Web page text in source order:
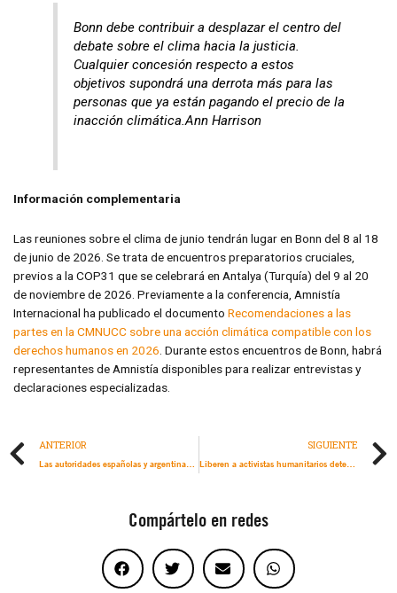
Bonn debe contribuir a desplazar el centro del
debate sobre el clima hacia la justicia.
Cualquier concesión respecto a estos
objetivos supondrá una derrota más para las
personas que ya están pagando el precio de la
inacción climática.Ann Harrison
Información complementaria
Las reuniones sobre el clima de junio tendrán lugar en Bonn del 8 al 18
de junio de 2026. Se trata de encuentros preparatorios cruciales,
previos a la COP31 que se celebrará en Antalya (Turquía) del 9 al 20
de noviembre de 2026. Previamente a la conferencia, Amnistía
Internacional ha publicado el documento Recomendaciones a las
partes en la CMNUCC sobre una acción climática compatible con los
derechos humanos en 2026 . Durante estos encuentros de Bonn, habrá
representantes de Amnistía disponibles para realizar entrevistas y
declaraciones especializadas.
ANTERIOR
Las autoridades españolas y argentinas deben ofrecer justicia a las víctimas venezolanas de crímenes de lesa humanidad
SIGUIENTE
Liberen a activistas humanitarios detenidos por tratar de llevar ayuda a Gaza
Compártelo en redes